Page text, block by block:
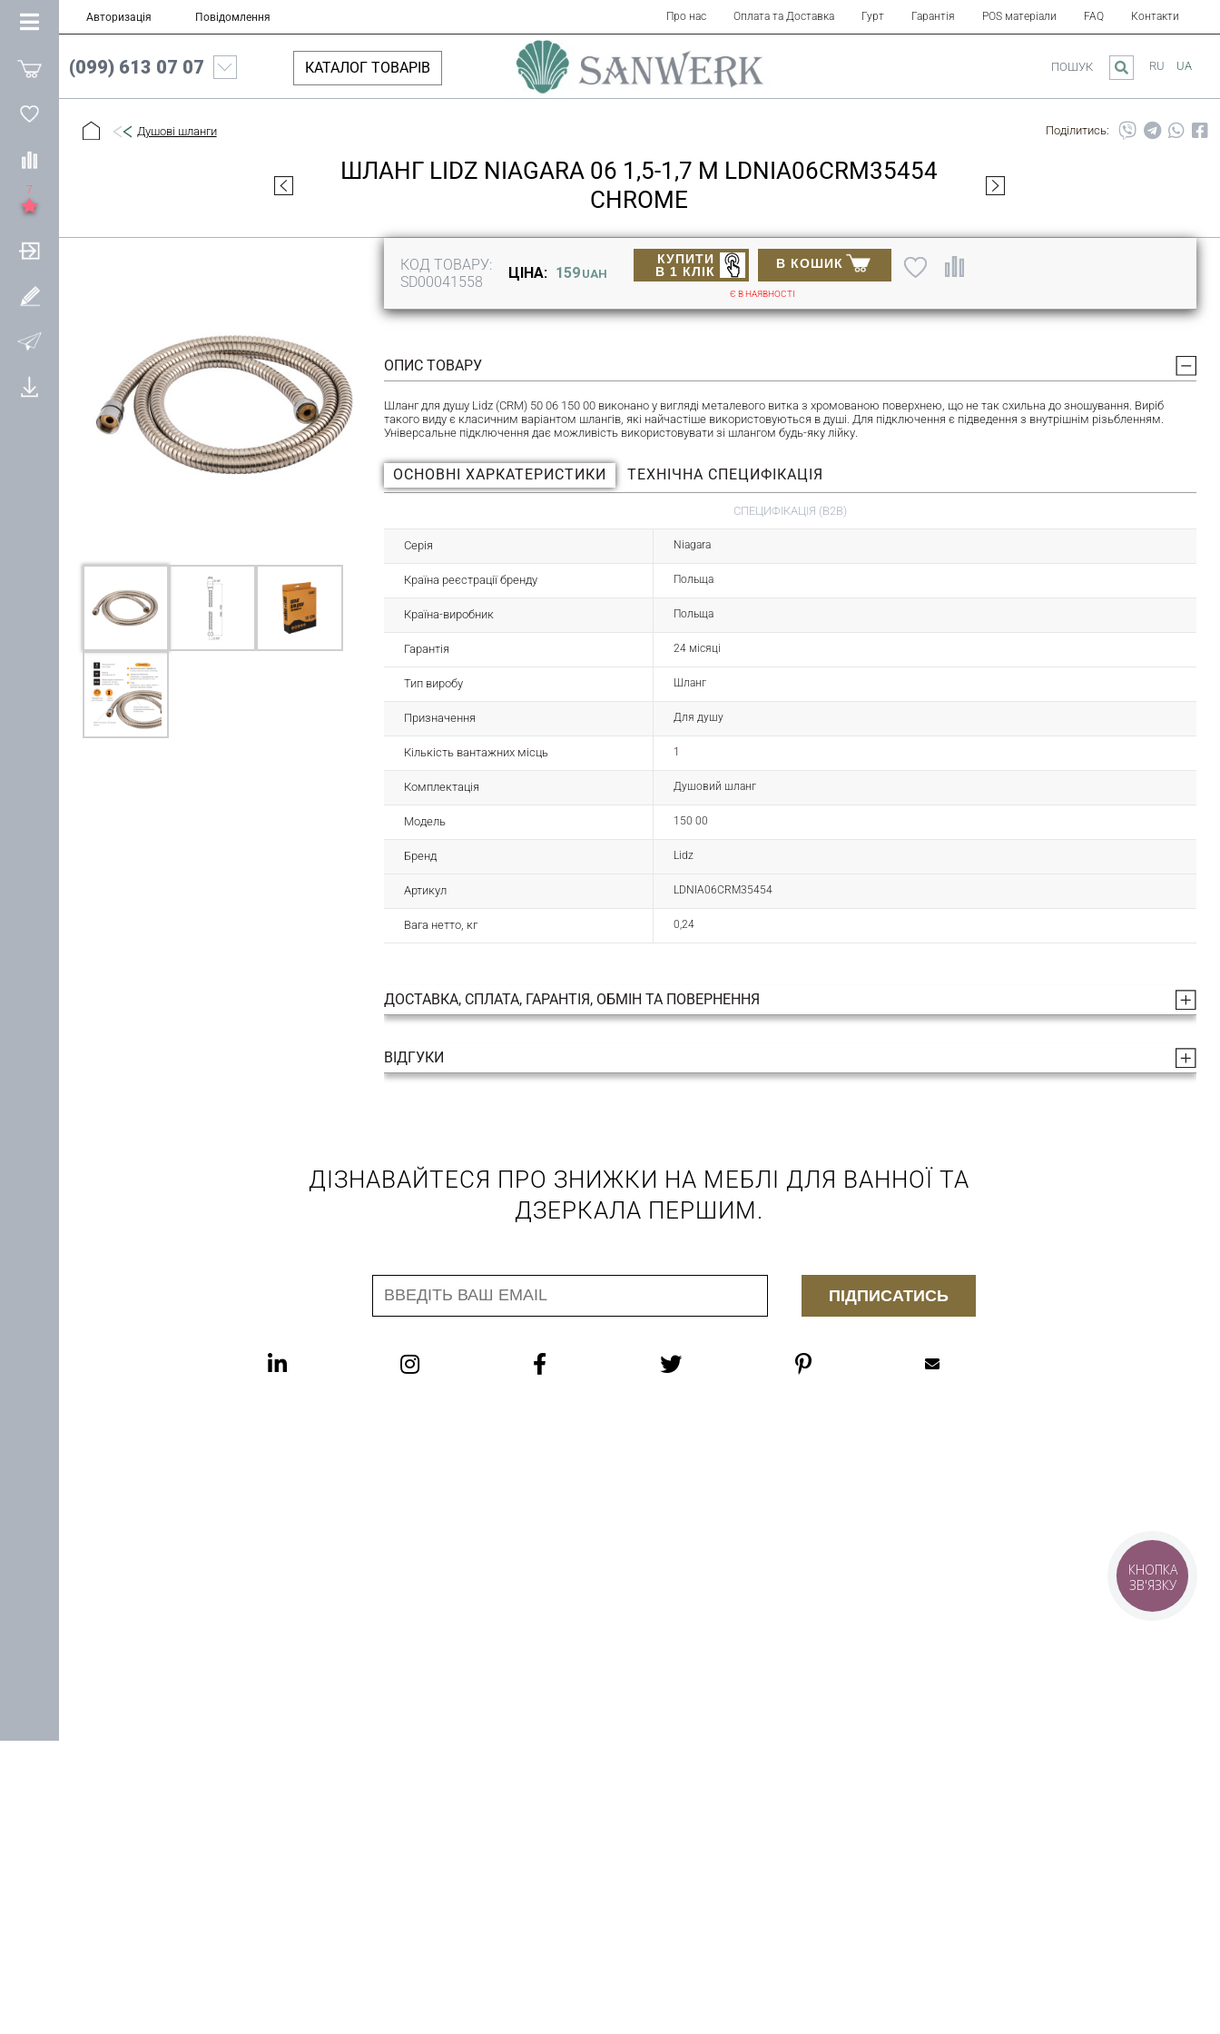
7
Авторизація Повідомлення Про нас Оплата та Доставка Гурт Гарантія POS матеріали FAQ Контакти
КАТАЛОГ ТОВАРІВ
(099) 613 07 07 RU UA
ПОШУК
Душові шланги Поділитись:
ШЛАНГ LIDZ NIAGARA 06 1,5-1,7 М LDNIA06CRM35454
CHROME
КОД ТОВАРУ:
SD00041558
ЦІНА: 159 UAH
В КОШИК
КУПИТИ
В 1 КЛІК
Є В НАЯВНОСТІ
ОПИС ТОВАРУ
Шланг для душу Lidz (CRM) 50 06 150 00 виконано у вигляді металевого витка з хромованою поверхнею, що не так схильна до зношування. Виріб
такого виду є класичним варіантом шлангів, які найчастіше використовуються в душі. Для підключення є підведення з внутрішнім різьбленням.
Універсальне підключення дає можливість використовувати зі шлангом будь-яку лійку.
ОСНОВНІ ХАРКАТЕРИСТИКИ ТЕХНІЧНА СПЕЦИФІКАЦІЯ
СПЕЦИФІКАЦІЯ (B2B)
Серія Niagara
Країна реєстрації бренду Польща
Країна-виробник Польща
Гарантія 24 місяці
Тип виробу Шланг
Призначення Для душу
Кількість вантажних місць 1
Комплектація Душовий шланг
Модель 150 00
Бренд Lidz
Артикул LDNIA06CRM35454
Вага нетто, кг 0,24
ДОСТАВКА, СПЛАТА, ГАРАНТІЯ, ОБМІН ТА ПОВЕРНЕННЯ
ВІДГУКИ
ДІЗНАВАЙТЕСЯ ПРО ЗНИЖКИ НА МЕБЛІ ДЛЯ ВАННОЇ ТА
ДЗЕРКАЛА ПЕРШИМ.
ПІДПИСАТИСЬ
КНОПКА
ЗВ'ЯЗКУ